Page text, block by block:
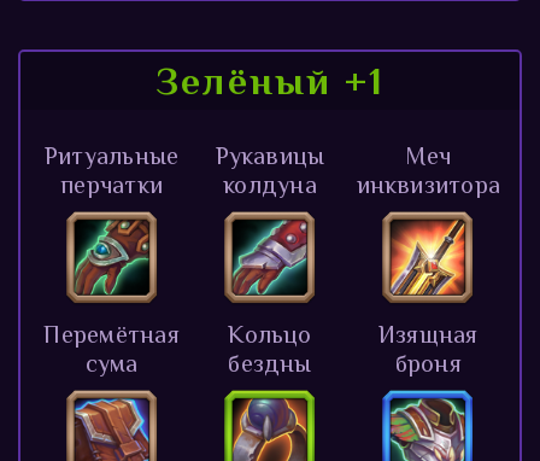
Зелёный +1
Ритуальные
перчатки
Рукавицы
колдуна
Меч
инквизитора
Перемётная
сума
Кольцо
бездны
Изящная
броня